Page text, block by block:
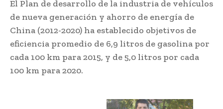
El Plan de desarrollo de la industria de vehículos
de nueva generación y ahorro de energía de
China (2012-2020) ha establecido objetivos de
eficiencia promedio de 6,9 litros de gasolina por
cada 100 km para 2015, y de 5,0 litros por cada
100 km para 2020.